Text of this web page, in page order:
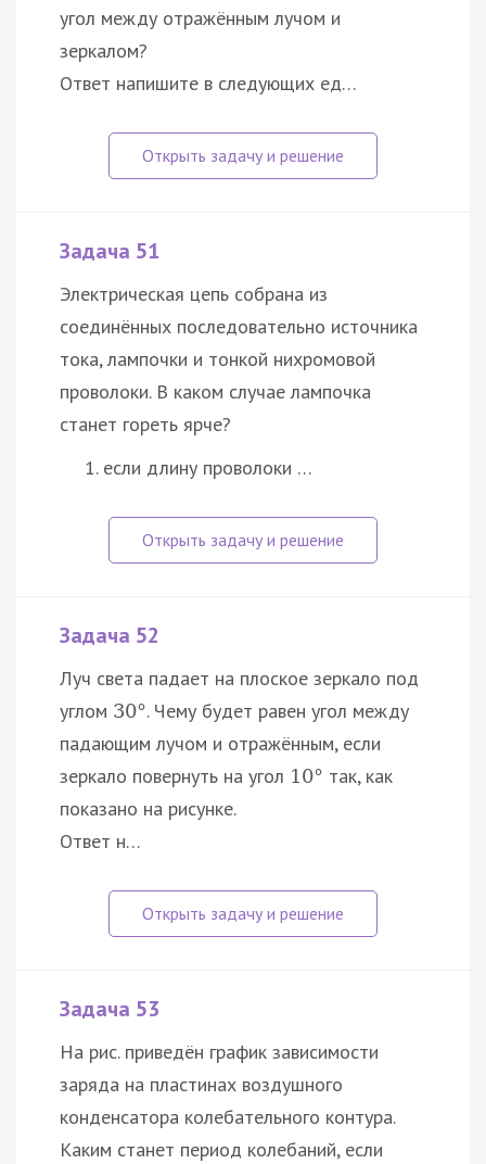
угол между отражённым лучом и
зеркалом?
Ответ напишите в следующих ед…
Задача 51
Электрическая цепь собрана из
соединённых последовательно источника
тока, лампочки и тонкой нихромовой
проволоки. В каком случае лампочка
станет гореть ярче?
если длину проволоки …
Задача 52
Луч света падает на плоское зеркало под
углом 30°. Чему будет равен угол между
падающим лучом и отражённым, если
зеркало повернуть на угол 10° так, как
показано на рисунке.
Ответ н…
Задача 53
На рис. приведён график зависимости
заряда на пластинах воздушного
конденсатора колебательного контура.
Каким станет период колебаний, если